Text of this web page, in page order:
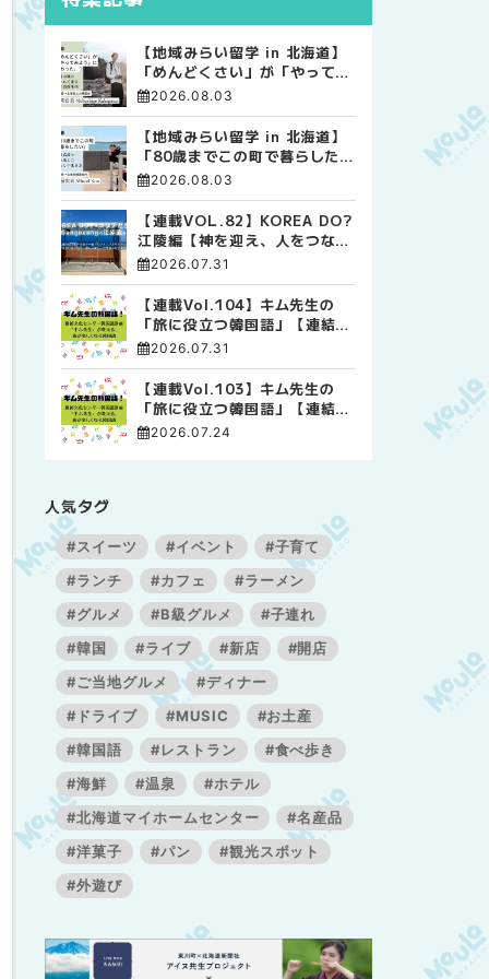
【地域みらい留学 in 北海道】
「めんどくさい」が「やってみ
よう」に変わった。 十勝の風
自由な高校生活
2026.08.03
【地域みらい留学 in 北海道】
「80歳までこの町で暮らした
い」 標津高校で踏み出した、
2026.08.03
【連載VOL.82】KOREA DO?
江陵編【神を迎え、人をつなぐ
時間 ― 江陵端午祭 】
2026.07.31
【連載Vol.104】キム先生の
「旅に役立つ韓国語」【連結語
尾について その4】
2026.07.31
【連載Vol.103】キム先生の
「旅に役立つ韓国語」【連結語
尾について その3】
2026.07.24
人気タグ
#スイーツ #イベント
#子育て
#ランチ
#カフェ
#ラーメン
#グルメ
#B級グルメ
#子連れ
#韓国
#ライブ #新店
#開店
#ご当地グルメ
#ディナー
#ドライブ
#MUSIC
#お土産
#韓国語
#レストラン
#食べ歩き
#海鮮
#温泉
#ホテル
#北海道マイホームセンター
#名産品
#洋菓子
#パン
#観光スポット
#外遊び